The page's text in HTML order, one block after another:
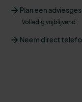
Plan een
Volledig vrijblijvend
Neem direct